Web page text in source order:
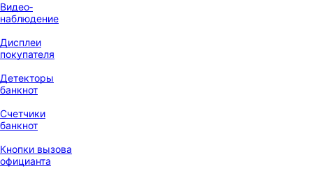
Видео‑
наблюдение
Дисплеи
покупателя
Детекторы
банкнот
Счетчики
банкнот
Кнопки вызова
официанта